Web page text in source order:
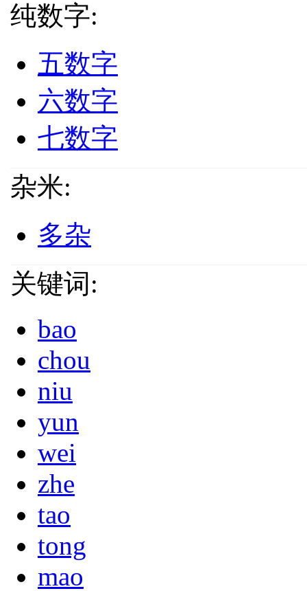
纯数字:
五数字
六数字
七数字
杂米:
多杂
关键词:
bao
chou
niu
yun
wei
zhe
tao
tong
mao